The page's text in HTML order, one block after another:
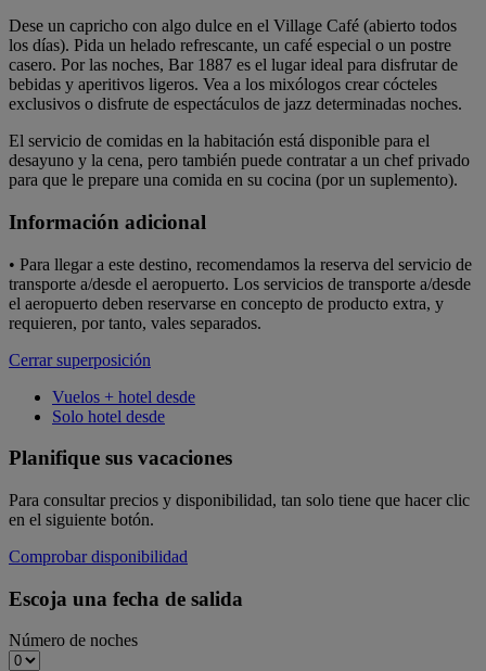
Dese un capricho con algo dulce en el Village Café (abierto todos
los días). Pida un helado refrescante, un café especial o un postre
casero. Por las noches, Bar 1887 es el lugar ideal para disfrutar de
bebidas y aperitivos ligeros. Vea a los mixólogos crear cócteles
exclusivos o disfrute de espectáculos de jazz determinadas noches.
El servicio de comidas en la habitación está disponible para el
desayuno y la cena, pero también puede contratar a un chef privado
para que le prepare una comida en su cocina (por un suplemento).
Información adicional
• Para llegar a este destino, recomendamos la reserva del servicio de
transporte a/desde el aeropuerto. Los servicios de transporte a/desde
el aeropuerto deben reservarse en concepto de producto extra, y
requieren, por tanto, vales separados.
Cerrar superposición
Vuelos + hotel desde
Solo hotel desde
Planifique sus vacaciones
Para consultar precios y disponibilidad, tan solo tiene que hacer clic
en el siguiente botón.
Comprobar disponibilidad
Escoja una fecha de salida
Número de noches